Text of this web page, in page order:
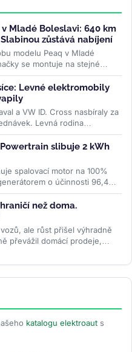
Mladé Boleslavi: 640 km
zůstává nabíjení
modelu Peaq v Mladé
se montuje na stejné
Levné elektromobily
a VW ID. Cross nasbíraly za
Levná rodina
slibuje 2 kWh
spalovací motor na 100%
o účinnosti 96,4
než doma.
ale růst přišel výhradně
převážil domácí prodeje,
katalogu elektroaut s